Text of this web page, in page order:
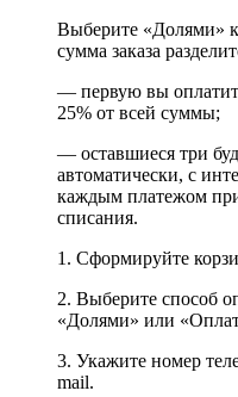
Выберите «Долями»
сумма заказа
— первую вы
25% от всей суммы;
— оставшиеся три
автоматически, с
каждым платежом
списания.
1. Сформируйте
2. Выберите способ
«Долями» или
3. Укажите номер
mail.